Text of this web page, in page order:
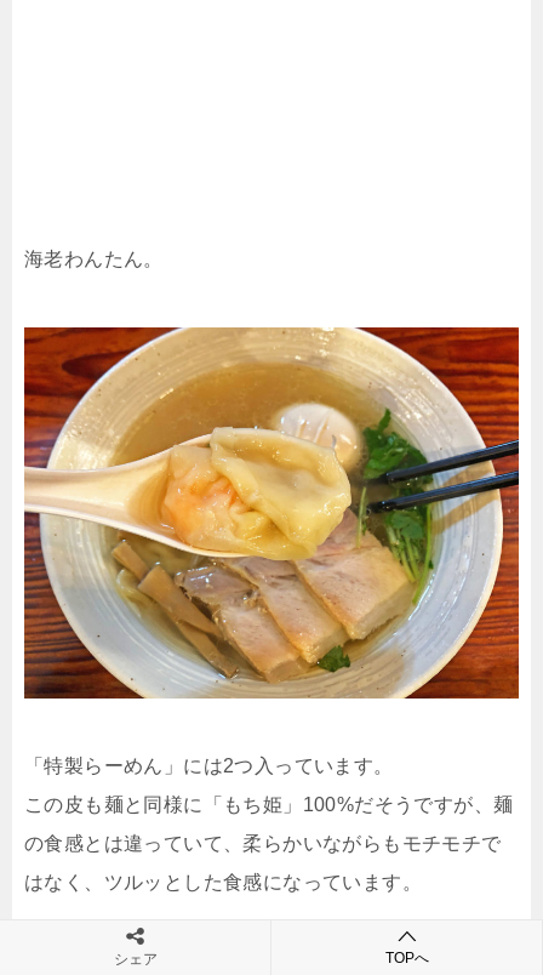
海老わんたん。
「特製らーめん」には2つ入っています。
この皮も麺と同様に「もち姫」100%だそうですが、麺
の食感とは違っていて、柔らかいながらもモチモチで
はなく、ツルッとした食感になっています。
餡の海老は仄かにごま油の風味がして、とても美味し
シェア TOPへ